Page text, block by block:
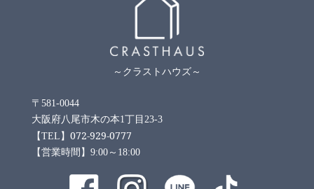
～クラストハウズ～
〒581-0044
大阪府八尾市木の本1丁目23-3
【TEL】072-929-0777
【営業時間】9:00～18:00